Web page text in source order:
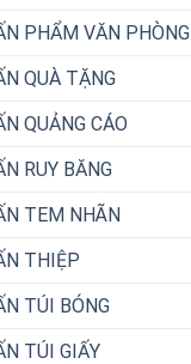
PHẨM VĂN PHÒNG
QUÀ TẶNG
QUẢNG CÁO
RUY BĂNG
TEM NHÃN
THIỆP
TÚI BÓNG
TÚI GIẤY